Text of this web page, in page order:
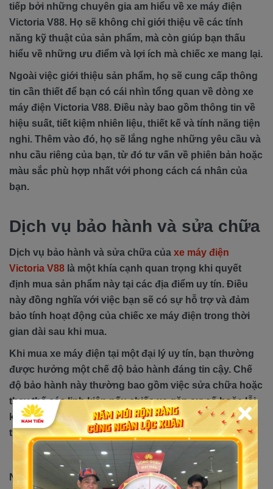
tiếp bởi những chuyên gia am hiểu về xe máy điện
Victoria V88. Họ sẽ không chỉ giới thiệu về các tính
năng kỹ thuật của sản phẩm, mà còn giúp bạn thấu
hiểu về những ưu điểm và lợi ích mà chiếc xe mang lại.
Ngoài việc giới thiệu sản phẩm, họ sẽ cung cấp thông
tin cần thiết để bạn có cái nhìn tổng quan về dòng xe
máy điện Victoria V88. Điều này bao gồm thông tin về
hiệu suất, tiết kiệm nhiên liệu, thiết kế và tính năng tiện
nghi. Thêm vào đó, họ sẽ lắng nghe những yêu cầu và
nhu cầu riêng của bạn, từ đó tư vấn về phiên bản hoặc
màu sắc phù hợp nhất với phong cách cá nhân của
bạn.
Dịch vụ bảo hành và sửa chữa
Dịch vụ bảo hành và sửa chữa của xe máy điện
Victoria V88 là một khía cạnh quan trọng khi quyết
định mua sản phẩm này tại các địa điểm uy tín. Điều
này đồng nghĩa với việc bạn sẽ có sự hỗ trợ và đảm
bảo tính hoạt động của chiếc xe máy điện trong thời
gian dài sau khi mua.
Khi mua xe máy điện tại một đại lý uy tín, bạn thường
được hưởng một chế độ bảo hành đáng tin cậy. Chế
độ bảo hành này thường bao gồm việc sửa chữa hoặc
thay thế các linh kiện nếu chiếc xe gặp sự cố hoặc lỗi
kỹ thuật trong thời gian bảo hành. Điều này đảm bảo
tính chất lượng của sản phẩm và đầu tư của bạn.
Ngoài ra, các đại lý uy tín thường cung cấp dịch vụ